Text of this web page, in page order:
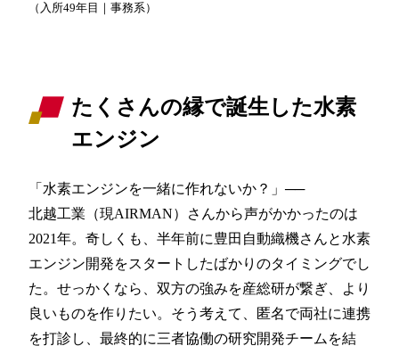
（入所49年目｜事務系）
たくさんの縁で誕生した水素
エンジン
「水素エンジンを一緒に作れないか？」──
北越工業（現AIRMAN）さんから声がかかったのは
2021年。奇しくも、半年前に豊田自動織機さんと水素
エンジン開発をスタートしたばかりのタイミングでし
た。せっかくなら、双方の強みを産総研が繋ぎ、より
良いものを作りたい。そう考えて、匿名で両社に連携
を打診し、最終的に三者協働の研究開発チームを結